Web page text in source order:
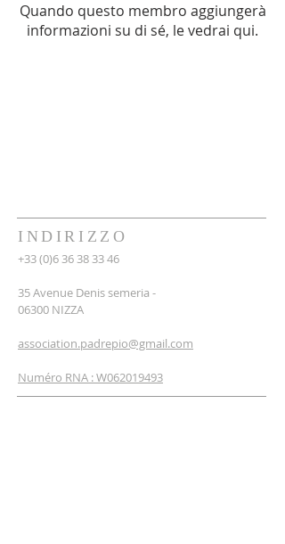
Quando questo membro aggiungerà
informazioni su di sé, le vedrai qui.
INDIRIZZO
+33 (0)6 36 38 33 46
35 Avenue Denis semeria -
06300 NIZZA
association.padrepio@gmail.com
Numéro RNA : W062019493